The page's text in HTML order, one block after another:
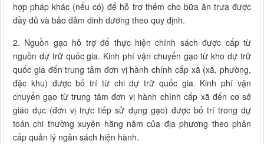
hợp pháp khác (nếu có) để hỗ trợ thêm cho bữa ăn trưa được
đầy đủ và bảo đảm dinh dưỡng theo quy định.
2. Nguồn gạo hỗ trợ để thực hiện chính sách được cấp từ
nguồn dự trữ quốc gia. Kinh phí vận chuyển gạo từ kho dự trữ
quốc gia đến trung tâm đơn vị hành chính cấp xã (xã, phường,
đặc khu) được bố trí từ chi dự trữ quốc gia. Kinh phí vận
chuyển gạo từ trung tâm đơn vị hành chính cấp xã đến cơ sở
giáo dục (đơn vị trực tiếp sử dụng gạo) được bố trí trong dự
toán chi thường xuyên hằng năm của địa phương theo phân
cấp quản lý ngân sách hiện hành.